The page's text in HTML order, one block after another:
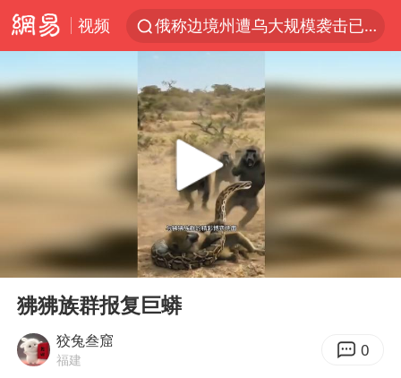
视频
俄称边境州遭乌大规模袭击已致13伤
全球最大级别运输船通过长江大桥
白海豚北上或致京津冀暴雨
10余省份将出现强风雨 局地特大暴雨
国足U17与阿森纳决赛取消 并列冠军
《龙餐馆》 冲奖
构建更高水平的全民健身公共服务体系
Play
00:00 01:04
狒狒族群报复巨蟒
狡兔叁窟
福建 0